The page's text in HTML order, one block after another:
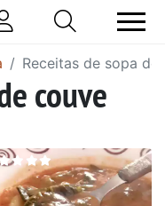
Receitas de sopa de
couve